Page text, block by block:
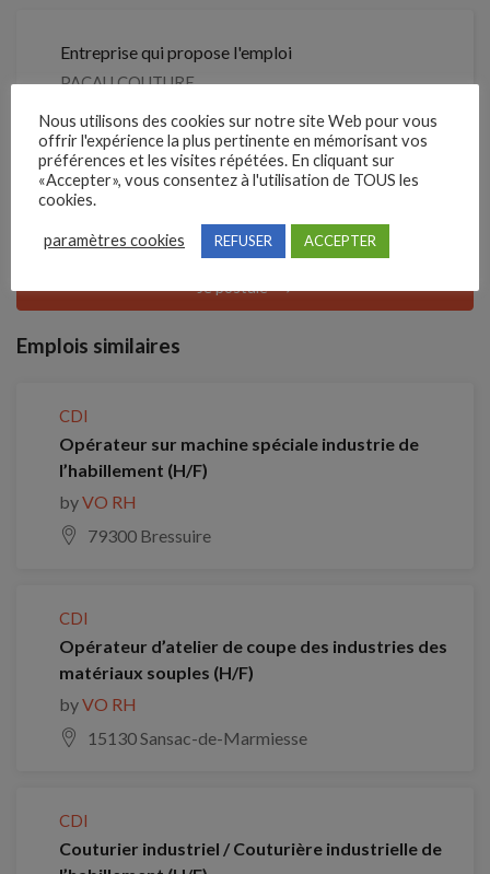
Entreprise qui propose l'emploi
PACAU COUTURE
Référence
210WSNZ
Clôture des candidatures : 5 septembre 2026
Je postule
Emplois similaires
CDI
Opérateur sur machine spéciale industrie de
l’habillement (H/F)
byVO RH
79300 Bressuire
CDI
Opérateur d’atelier de coupe des industries des
matériaux souples (H/F)
byVO RH
15130 Sansac-de-Marmiesse
CDI
Couturier industriel / Couturière industrielle de
Nous utilisons des cookies sur notre site Web pour vous
offrir l'expérience la plus pertinente en mémorisant vos
préférences et les visites répétées. En cliquant sur
«Accepter», vous consentez à l'utilisation de TOUS les
cookies.
paramètres cookies REFUSER ACCEPTER